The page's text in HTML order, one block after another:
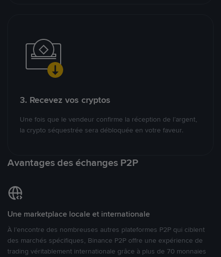
3. Recevez vos cryptos
Une fois que le vendeur confirme la réception de l’argent,
la crypto séquestrée sera débloquée en votre faveur.
Avantages des échanges P2P
Une marketplace locale et internationale
À l’encontre des nombreuses autres plateformes P2P qui ciblent
des marchés spécifiques, Binance P2P offre une expérience de
trading véritablement internationale grâce à plus de 70 monnaies